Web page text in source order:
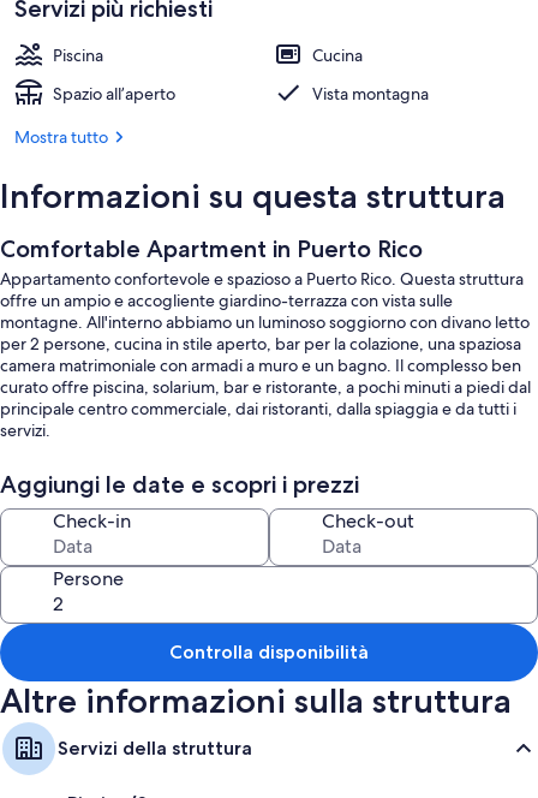
Servizi più richiesti
Piscina
Cucina
Spazio all’aperto
Vista montagna
Mostra tutto
Informazioni su questa struttura
Comfortable Apartment in Puerto Rico
Appartamento confortevole e spazioso a Puerto Rico. Questa struttura
offre un ampio e accogliente giardino-terrazza con vista sulle
montagne. All'interno abbiamo un luminoso soggiorno con divano letto
per 2 persone, cucina in stile aperto, bar per la colazione, una spaziosa
camera matrimoniale con armadi a muro e un bagno. Il complesso ben
curato offre piscina, solarium, bar e ristorante, a pochi minuti a piedi dal
principale centro commerciale, dai ristoranti, dalla spiaggia e da tutti i
servizi.
Aggiungi le date e scopri i prezzi
Check-in Check-out
Persone
Controlla disponibilità
Altre informazioni sulla struttura
Servizi della struttura